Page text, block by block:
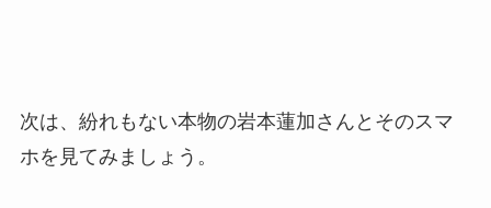
次は、紛れもない本物の岩本蓮加さんとそのスマ
ホを見てみましょう。